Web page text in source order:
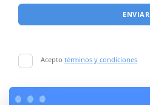
ENVIAR
Acepto términos y condiciones